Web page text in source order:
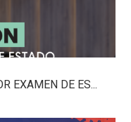
EXAMEN DE ES...